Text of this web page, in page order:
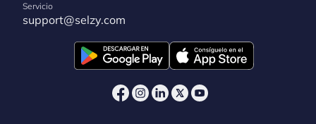
Servicio
support@selzy.com